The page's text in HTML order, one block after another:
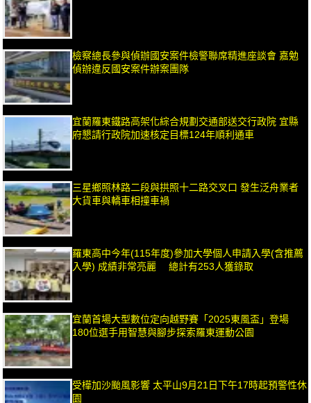
檢察總長參與偵辦國安案件檢警聯席精進座談會 嘉勉
偵辦違反國安案件辦案團隊
宜蘭羅東鐵路高架化綜合規劃交通部送交行政院 宜縣
府懇請行政院加速核定目標124年順利通車
三星鄉照林路二段與拱照十二路交叉口 發生泛舟業者
大貨車與轎車相撞車禍
羅東高中今年(115年度)參加大學個人申請入學(含推薦
入學) 成績非常亮麗 總計有253人獲錄取
宜蘭首場大型數位定向越野賽「2025東風盃」登場
180位選手用智慧與腳步探索羅東運動公園
受樺加沙颱風影響 太平山9月21日下午17時起預警性休
園